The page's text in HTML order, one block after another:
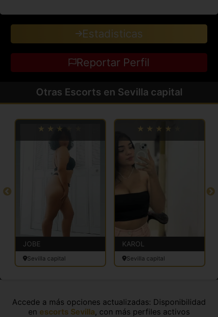
Estadisticas
Reportar Perfil
Otras Escorts en Sevilla capital
JOBE
Sevilla capital
KAROL
Sevilla capital
Accede a más opciones actualizadas: Disponibilidad
en escorts Sevilla, con más perfiles activos